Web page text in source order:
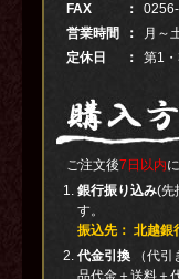
FAX
：
営業時間
：
月～
定休日
： 第1
ご注文後7日以内
銀行振り込み(先
す。
振込先： 北越
代金引換 （代
品代金＋送料＋